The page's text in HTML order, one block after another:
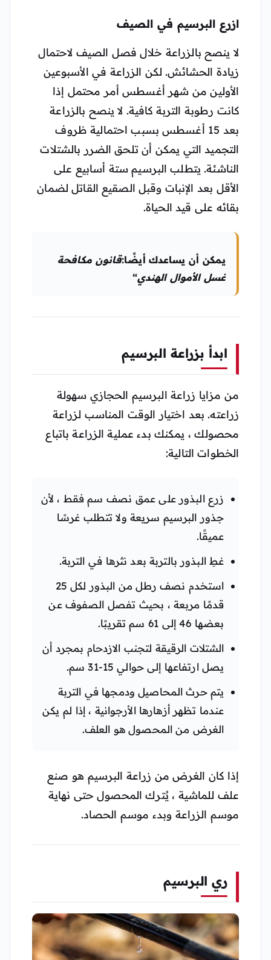
ازرع البرسيم في الصيف
لا ينصح بالزراعة خلال فصل الصيف لاحتمال
زيادة الحشائش. لكن الزراعة في الأسبوعين
الأولين من شهر أغسطس أمر محتمل إذا
كانت رطوبة التربة كافية. لا ينصح بالزراعة
بعد 15 أغسطس بسبب احتمالية ظروف
التجميد التي يمكن أن تلحق الضرر بالشتلات
الناشئة. يتطلب البرسيم ستة أسابيع على
الأقل بعد الإنبات وقبل الصقيع القاتل لضمان
بقائه على قيد الحياة.
يمكن أن يساعدك أيضًا:قانون مكافحة
غسل الأموال الهندي“
ابدأ بزراعة البرسيم
من مزايا زراعة البرسيم الحجازي سهولة
زراعته. بعد اختيار الوقت المناسب لزراعة
محصولك ، يمكنك بدء عملية الزراعة باتباع
الخطوات التالية:
زرع البذور على عمق نصف سم فقط ، لأن
جذور البرسيم سريعة ولا تتطلب غرسًا
عميقًا.
غطِ البذور بالتربة بعد نثرها في التربة.
استخدم نصف رطل من البذور لكل 25
قدمًا مربعة ، بحيث تفصل الصفوف عن
بعضها 46 إلى 61 سم تقريبًا.
الشتلات الرقيقة لتجنب الازدحام بمجرد أن
يصل ارتفاعها إلى حوالي 15-31 سم.
يتم حرث المحاصيل ودمجها في التربة
عندما تظهر أزهارها الأرجوانية ، إذا لم يكن
الغرض من المحصول هو العلف.
إذا كان الغرض من زراعة البرسيم هو صنع
علف للماشية ، يُترك المحصول حتى نهاية
موسم الزراعة وبدء موسم الحصاد.
ري البرسيم